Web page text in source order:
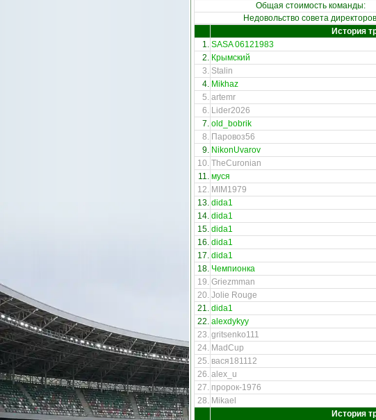
Общая стоимость команды:
Недовольство совета
История
1. SASA 06121983
2. Крымский
3. Stalin
4. Mikhaz
5. artemr
6. Lider2026
7. old_bobrik
8. Паровоз56
9. NikonUvarov
10. TheCuronian
11. муся
12. MIM1979
13. dida1
14. dida1
15. dida1
16. dida1
17. dida1
18. Чемпионка
19. Griezmman
20. Jolie Rouge
21. dida1
22. alexdykyy
23. gritsenko111
24. MadCup
25. вася181112
26. alex_u
27. пророк-1976
28. Mikael
История